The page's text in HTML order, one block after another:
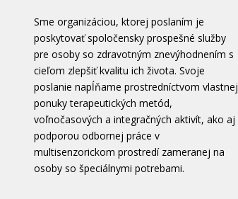
Sme organizáciou, ktorej poslaním je
poskytovať spoločensky prospešné služby
pre osoby so zdravotným znevýhodnením s
cieľom zlepšiť kvalitu ich života. Svoje
poslanie napĺňame prostredníctvom vlastnej
ponuky terapeutických metód,
voľnočasových a integračných aktivít, ako aj
podporou odbornej práce v
multisenzorickom prostredí zameranej na
osoby so špeciálnymi potrebami.